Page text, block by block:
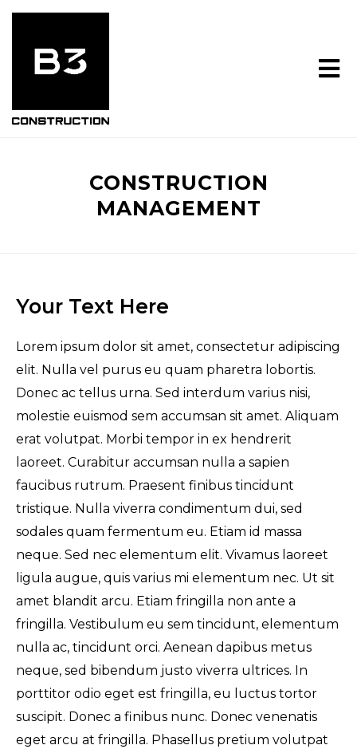
CONSTRUCTION
MANAGEMENT
Your Text Here
Lorem ipsum dolor sit amet, consectetur adipiscing
elit. Nulla vel purus eu quam pharetra lobortis.
Donec ac tellus urna. Sed interdum varius nisi,
molestie euismod sem accumsan sit amet. Aliquam
erat volutpat. Morbi tempor in ex hendrerit
laoreet. Curabitur accumsan nulla a sapien
faucibus rutrum. Praesent finibus tincidunt
tristique. Nulla viverra condimentum dui, sed
sodales quam fermentum eu. Etiam id massa
neque. Sed nec elementum elit. Vivamus laoreet
ligula augue, quis varius mi elementum nec. Ut sit
amet blandit arcu. Etiam fringilla non ante a
fringilla. Vestibulum eu sem tincidunt, elementum
nulla ac, tincidunt orci. Aenean dapibus metus
neque, sed bibendum justo viverra ultrices. In
porttitor odio eget est fringilla, eu luctus tortor
suscipit. Donec a finibus nunc. Donec venenatis
eget arcu at fringilla. Phasellus pretium volutpat